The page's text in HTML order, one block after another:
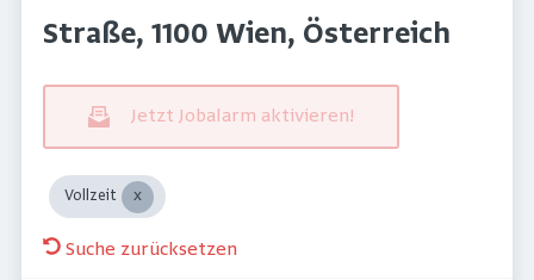
Straße, 1100 Wien, Österreich
Jetzt Jobalarm aktivieren!
Vollzeit
Suche zurücksetzen